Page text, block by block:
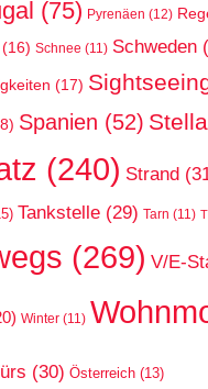
(75) Pyrenäen (12)
(16) Schnee (11) Schweden
(17)
Spanien (52) Stella
(240) Strand
Tankstelle (29) Tarn (11)
(269) V/E-
Winter (11)
(30) Österreich (13)